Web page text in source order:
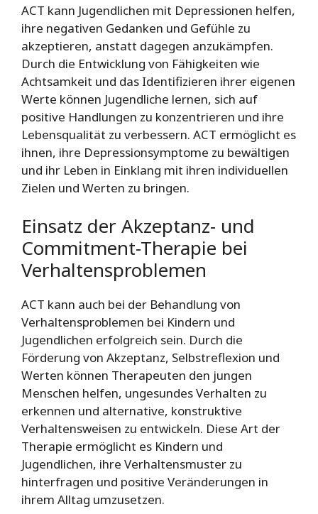
ACT kann Jugendlichen mit Depressionen helfen,
ihre negativen Gedanken und Gefühle zu
akzeptieren, anstatt dagegen anzukämpfen.
Durch die Entwicklung von Fähigkeiten wie
Achtsamkeit und das Identifizieren ihrer eigenen
Werte können Jugendliche lernen, sich auf
positive Handlungen zu konzentrieren und ihre
Lebensqualität zu verbessern. ACT ermöglicht es
ihnen, ihre Depressionsymptome zu bewältigen
und ihr Leben in Einklang mit ihren individuellen
Zielen und Werten zu bringen.
Einsatz der Akzeptanz- und
Commitment-Therapie bei
Verhaltensproblemen
ACT kann auch bei der Behandlung von
Verhaltensproblemen bei Kindern und
Jugendlichen erfolgreich sein. Durch die
Förderung von Akzeptanz, Selbstreflexion und
Werten können Therapeuten den jungen
Menschen helfen, ungesundes Verhalten zu
erkennen und alternative, konstruktive
Verhaltensweisen zu entwickeln. Diese Art der
Therapie ermöglicht es Kindern und
Jugendlichen, ihre Verhaltensmuster zu
hinterfragen und positive Veränderungen in
ihrem Alltag umzusetzen.